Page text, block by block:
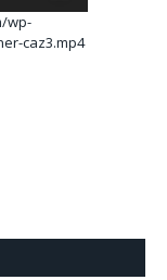
wp-
caz3.mp4